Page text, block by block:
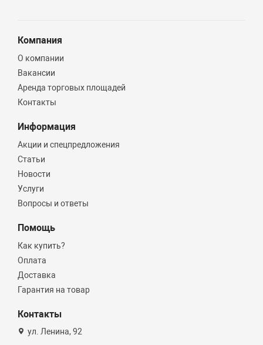
Компания
О компании
Вакансии
Аренда торговых площадей
Контакты
Информация
Акции и спецпредложения
Статьи
Новости
Услуги
Вопросы и ответы
Помощь
Как купить?
Оплата
Доставка
Гарантия на товар
Контакты
ул. Ленина, 92